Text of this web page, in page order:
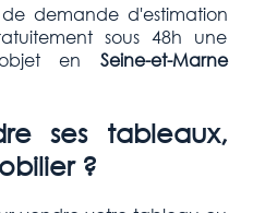
de demande d'estimation
sous 48h une
en Seine-et-Marne
ses tableaux,
?